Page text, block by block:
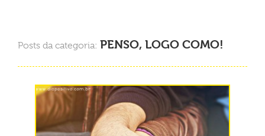
Posts da categoria: PENSO, LOGO COMO!